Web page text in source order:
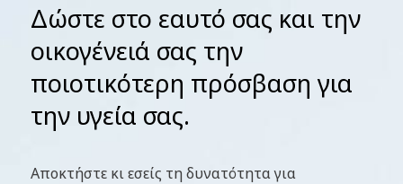
Δώστε στο εαυτό σας και την
οικογένειά σας την
ποιοτικότερη πρόσβαση για
την υγεία σας.
Αποκτήστε κι εσείς τη δυνατότητα για
Ερρίκος Ντυνάν